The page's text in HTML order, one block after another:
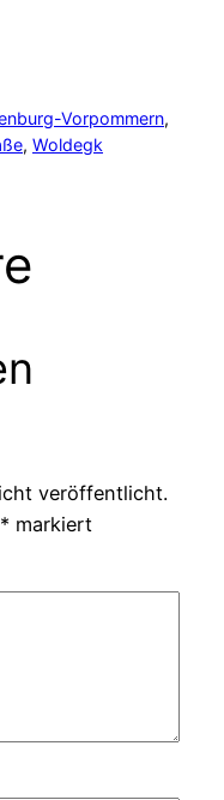
Vorpommern
, Woldegk
veröffentlicht.
* markiert